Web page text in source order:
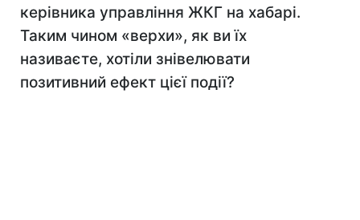
керівника управління ЖКГ на хабарі.
Таким чином «верхи», як ви їх
називаєте, хотіли знівелювати
позитивний ефект цієї події?